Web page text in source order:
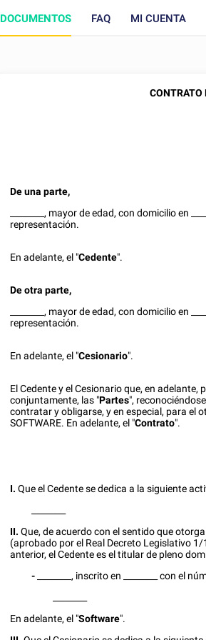
DOCUMENTOS FAQ MI CUENTA
CONTRATO
De una parte,
, mayor de edad, con domicilio en
representación.
En adelante, el "Cedente".
De otra parte,
, mayor de edad, con domicilio en
representación.
En adelante, el "Cesionario".
El Cedente y el Cesionario que, en
conjuntamente, las "Partes",
contratar y obligarse, y en especial, para el
SOFTWARE. En adelante, el "Contrato".
I.Que el Cedente se dedica a la siguiente
II. Que, de acuerdo con el sentido que
(aprobado por el Real Decreto Legislativo
anterior, el Cedente es el titular de pleno
-
, inscrito en con el
En adelante, el "Software".